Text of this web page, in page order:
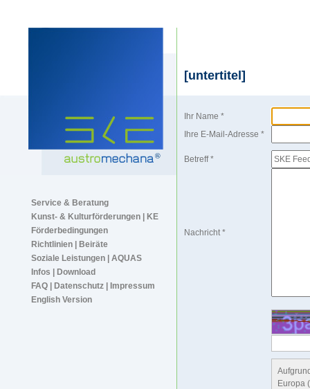
Service & Beratung
Kunst- & Kulturförderungen | KE
Förderbedingungen
Richtlinien | Beiräte
Soziale Leistungen | AQUAS
Infos | Download
FAQ | Datenschutz | Impressum
English Version
[untertitel]
Ihr Name *
Ihre E-Mail-Adresse *
Betreff *
Nachricht *
Europa